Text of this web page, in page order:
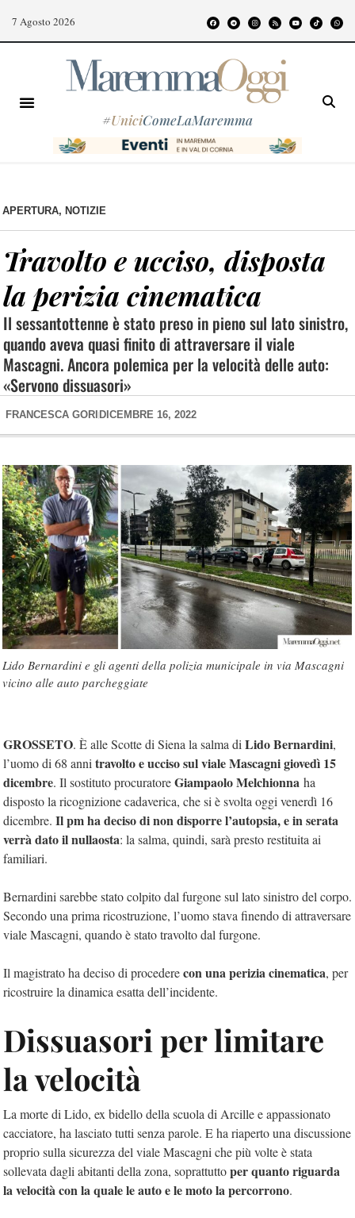
7 Agosto 2026
#UniciComeLaMaremma
APERTURA, NOTIZIE
Travolto e ucciso, disposta
la perizia cinematica
Il sessantottenne è stato preso in pieno sul lato sinistro,
quando aveva quasi finito di attraversare il viale
Mascagni. Ancora polemica per la velocità delle auto:
«Servono dissuasori»
FRANCESCA GORI DICEMBRE 16, 2022
Lido Bernardini e gli agenti della polizia municipale in via Mascagni
vicino alle auto parcheggiate
GROSSETO. È alle Scotte di Siena la salma di Lido Bernardini,
l’uomo di 68 anni travolto e ucciso sul viale Mascagni giovedì 15
dicembre. Il sostituto procuratoreGiampaolo Melchionna ha
disposto la ricognizione cadaverica, che si è svolta oggi venerdì 16
dicembre. Il pm ha deciso di non disporre l’autopsia, e in serata
verrà dato il nullaosta: la salma, quindi, sarà presto restituita ai
familiari.
Bernardini sarebbe stato colpito dal furgone sul lato sinistro del corpo.
Secondo una prima ricostruzione, l’uomo stava finendo di attraversare
viale Mascagni, quando è stato travolto dal furgone.
Il magistrato ha deciso di procederecon una perizia cinematica, per
ricostruire la dinamica esatta dell’incidente.
Dissuasori per limitare
la velocità
La morte di Lido, ex bidello della scuola di Arcille e appassionato
cacciatore, ha lasciato tutti senza parole. E ha riaperto una discussione
proprio sulla sicurezza del viale Mascagni che più volte è stata
sollevata dagli abitanti della zona, soprattuttoper quanto riguarda
la velocità con la quale le auto e le moto la percorrono.